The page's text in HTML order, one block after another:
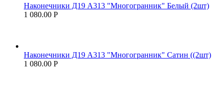
Наконечники Д19 А313 "Многогранник" Белый (2шт)
1 080.00 Р
Наконечники Д19 А313 "Многогранник" Сатин ((2шт)
1 080.00 Р